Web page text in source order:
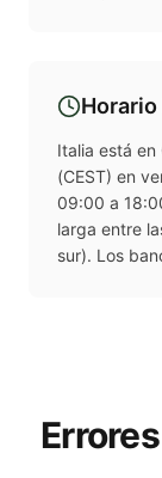
Italia está en
(CEST) en
09:00 a
larga entre
sur). Los